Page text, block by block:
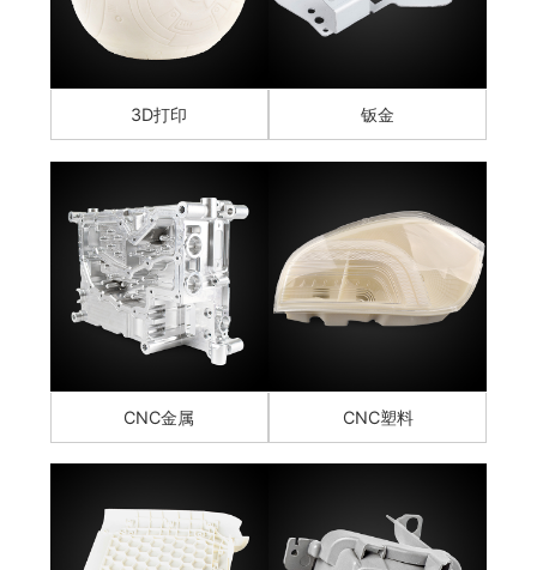
3D打印 钣金
CNC金属 CNC塑料